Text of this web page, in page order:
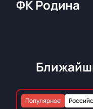
ФК Родина
Популярное